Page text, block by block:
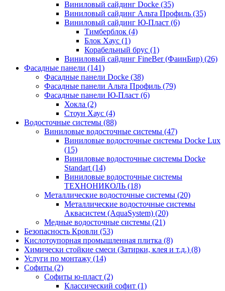
Виниловый сайдинг Docke (35)
Виниловый сайдинг Альта Профиль (35)
Виниловый сайдинг Ю-Пласт (6)
Тимберблок (4)
Блок Хаус (1)
Корабельный брус (1)
Виниловый сайдинг FineBer (ФаинБир) (26)
Фасадные панели (141)
Фасадные панели Docke (38)
Фасадные панели Альта Профиль (79)
Фасадные панели Ю-Пласт (6)
Хокла (2)
Стоун Хаус (4)
Водосточные системы (88)
Виниловые водосточные системы (47)
Виниловые водосточные системы Docke Lux
(15)
Виниловые водосточные системы Docke
Standart (14)
Виниловые водосточные системы
ТЕХНОНИКОЛЬ (18)
Металлические водосточные системы (20)
Металлические водосточные системы
Аквасистем (AquaSystem) (20)
Медные водосточные системы (21)
Безопасность Кровли (53)
Кислотоупорная промышленная плитка (8)
Химически стойкие смеси (Затирки, клея и т.д.) (8)
Услуги по монтажу (14)
Софиты (2)
Софиты ю-пласт (2)
Классический софит (1)